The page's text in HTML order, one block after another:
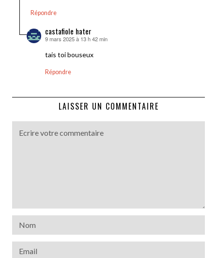
Répondre
castafiole hater
dit :
9 mars 2025 à 13 h 42 min
tais toi bouseux
Répondre
LAISSER UN COMMENTAIRE